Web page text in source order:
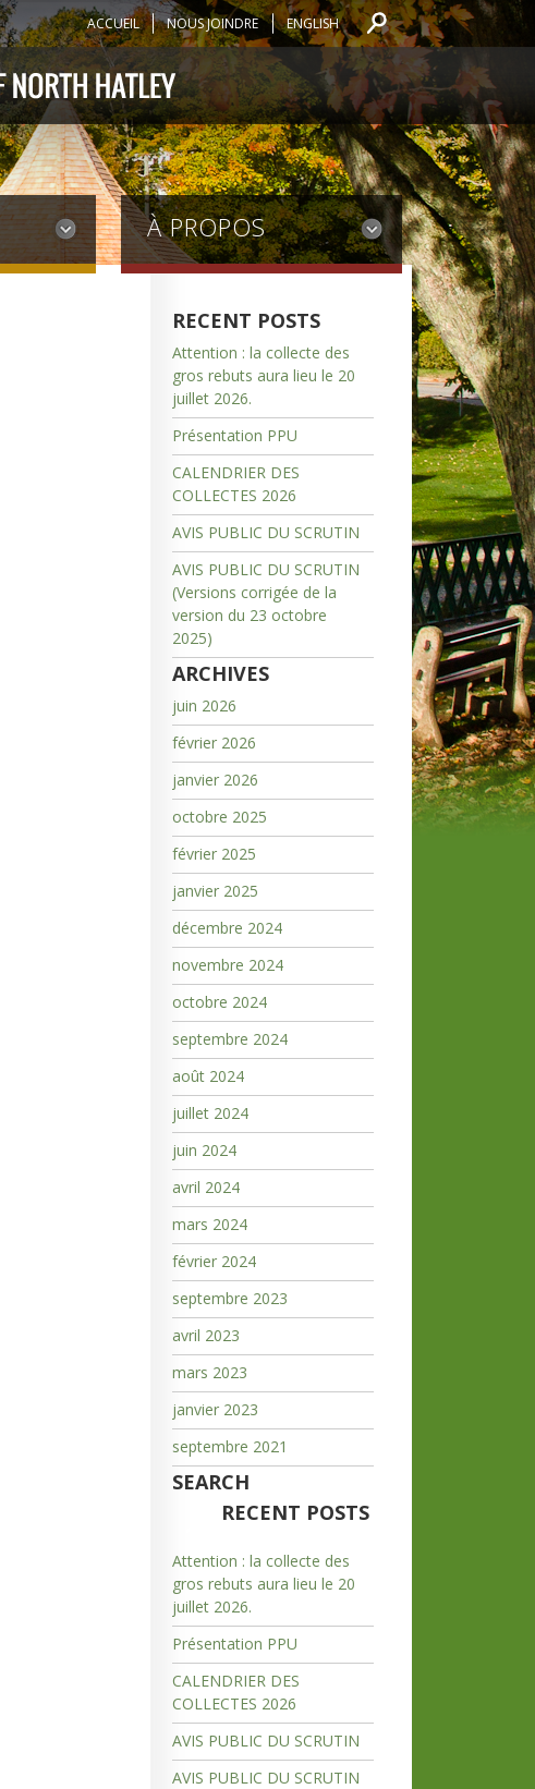
ACCUEIL NOUS JOINDRE ENGLISH
À PROPOS
RECENT POSTS
Attention : la collecte des
gros rebuts aura lieu le 20
juillet 2026.
Présentation PPU
CALENDRIER DES
COLLECTES 2026
AVIS PUBLIC DU SCRUTIN
AVIS PUBLIC DU SCRUTIN
(Versions corrigée de la
version du 23 octobre
2025)
ARCHIVES
juin 2026
février 2026
janvier 2026
octobre 2025
février 2025
janvier 2025
décembre 2024
novembre 2024
octobre 2024
septembre 2024
août 2024
juillet 2024
juin 2024
avril 2024
mars 2024
février 2024
septembre 2023
avril 2023
mars 2023
janvier 2023
septembre 2021
SEARCH
RECENT POSTS
Attention : la collecte des
gros rebuts aura lieu le 20
juillet 2026.
Présentation PPU
CALENDRIER DES
COLLECTES 2026
AVIS PUBLIC DU SCRUTIN
AVIS PUBLIC DU SCRUTIN